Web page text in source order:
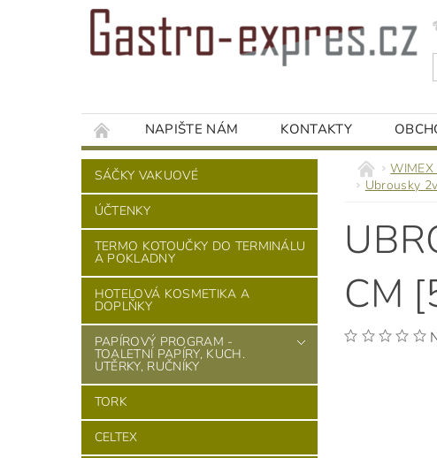
NAPIŠTE NÁM KONTAKTY
SÁČKY VAKUOVÉ
ÚČTENKY
TERMO KOTOUČKY DO TERMINÁLU
A POKLADNY
HOTELOVÁ KOSMETIKA A
DOPLŇKY
PAPÍROVÝ PROGRAM -
TOALETNÍ PAPÍRY, KUCH.
UTĚRKY, RUČNÍKY
TORK
CELTEX
Ubrousky
CM